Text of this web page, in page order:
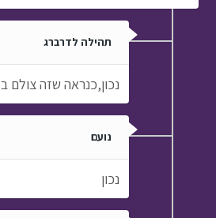
תהילה לדרברג
נכון,כנראה שזה צולם ב2 הזדמנויות שונות.....
נועם
נכון